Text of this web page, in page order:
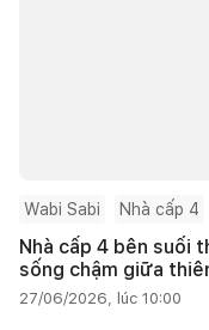
Wabi Sabi Nhà cấp 4
Nhà cấp 4 bên suối
sống chậm giữa
27/06/2026, lúc 10:00